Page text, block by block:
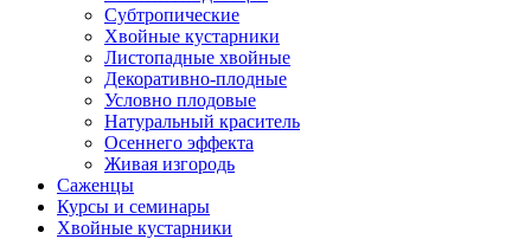
Субтропические
Хвойные кустарники
Листопадные хвойные
Декоративно-плодные
Условно плодовые
Натуральный краситель
Осеннего эффекта
Живая изгородь
Саженцы
Курсы и семинары
Хвойные кустарники